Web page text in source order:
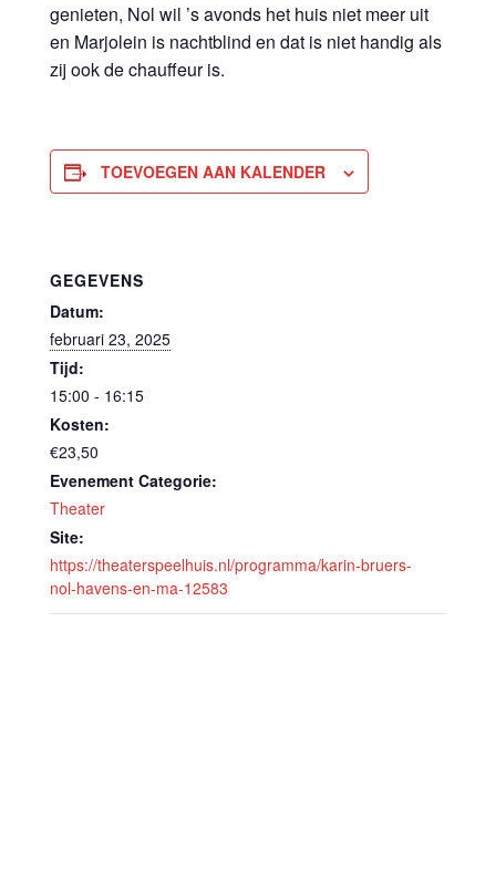
genieten, Nol wil ’s avonds het huis niet meer uit
en Marjolein is nachtblind en dat is niet handig als
zij ook de chauffeur is.
TOEVOEGEN AAN KALENDER
GEGEVENS
Datum:
februari 23, 2025
Tijd:
15:00 - 16:15
Kosten:
€23,50
Evenement Categorie:
Theater
Site:
https://theaterspeelhuis.nl/programma/karin-bruers-
nol-havens-en-ma-12583